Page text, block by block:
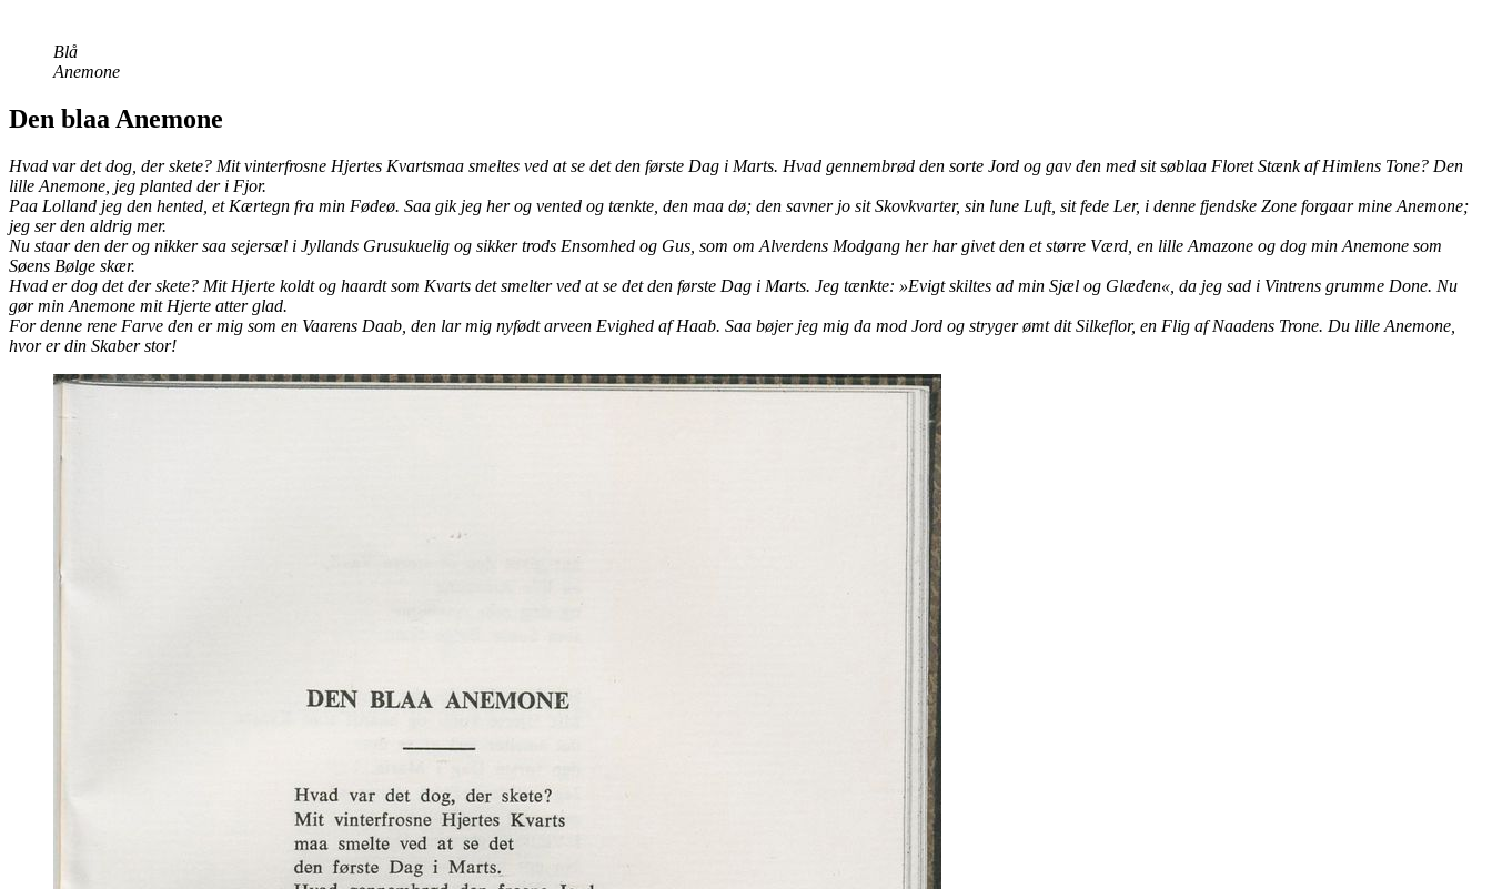
Blå
Anemone
Den blaa Anemone
Hvad var det dog, der skete? Mit vinterfrosne Hjertes Kvartsmaa smeltes ved at se det den første Dag i Marts. Hvad gennembrød den sorte Jord og gav den med sit søblaa Floret Stænk af Himlens Tone? Den
lille Anemone, jeg planted der i Fjor.
Paa Lolland jeg den hented, et Kærtegn fra min Fødeø. Saa gik jeg her og vented og tænkte, den maa dø; den savner jo sit Skovkvarter, sin lune Luft, sit fede Ler, i denne fjendske Zone forgaar mine Anemone;
jeg ser den aldrig mer.
Nu staar den der og nikker saa sejersæl i Jyllands Grusukuelig og sikker trods Ensomhed og Gus, som om Alverdens Modgang her har givet den et større Værd, en lille Amazone og dog min Anemone som
Søens Bølge skær.
Hvad er dog det der skete? Mit Hjerte koldt og haardt som Kvarts det smelter ved at se det den første Dag i Marts. Jeg tænkte: »Evigt skiltes ad min Sjæl og Glæden«, da jeg sad i Vintrens grumme Done. Nu
gør min Anemone mit Hjerte atter glad.
For denne rene Farve den er mig som en Vaarens Daab, den lar mig nyfødt arveen Evighed af Haab. Saa bøjer jeg mig da mod Jord og stryger ømt dit Silkeflor, en Flig af Naadens Trone. Du lille Anemone,
hvor er din Skaber stor!